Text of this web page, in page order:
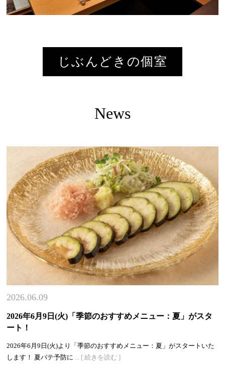
じぶんどきの個室
News
2026.06.09
2026年6月9日(火)「季節のおすすめメニュー：夏」がスタ
ート！
2026年6月9日(火)より「季節のおすすめメニュー：夏」がスタートいた
します！ 夏バテ予防に ... [ 続きを読む ]